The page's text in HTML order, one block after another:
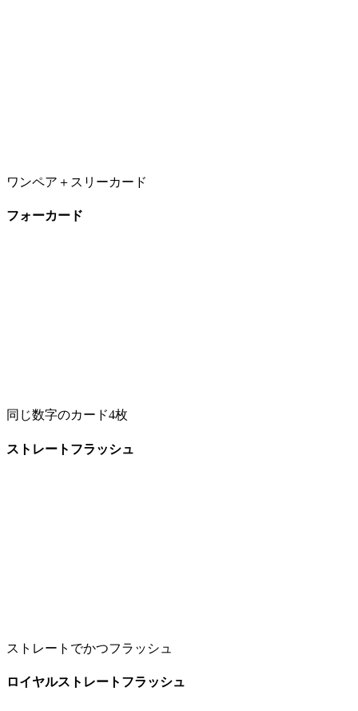
ワンペア＋スリーカード
フォーカード
同じ数字のカード4枚
ストレートフラッシュ
ストレートでかつフラッシュ
ロイヤルストレートフラッシュ